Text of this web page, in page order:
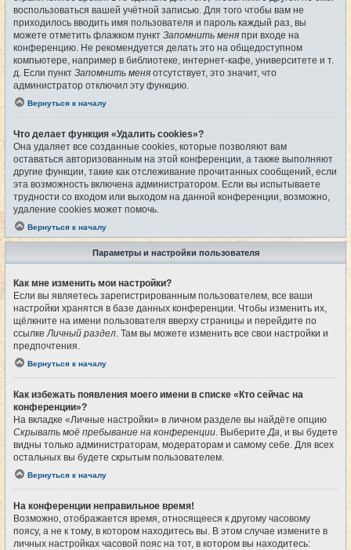
воспользоваться вашей учётной записью. Для того чтобы вам не
приходилось вводить имя пользователя и пароль каждый раз, вы
можете отметить флажком пункт Запомнить меня при входе на
конференцию. Не рекомендуется делать это на общедоступном
компьютере, например в библиотеке, интернет-кафе, университете и т.
д. Если пункт Запомнить меня отсутствует, это значит, что
администратор отключил эту функцию.
Вернуться к началу
Что делает функция «Удалить cookies»?
Она удаляет все созданные cookies, которые позволяют вам
оставаться авторизованным на этой конференции, а также выполняют
другие функции, такие как отслеживание прочитанных сообщений, если
эта возможность включена администратором. Если вы испытываете
трудности со входом или выходом на данной конференции, возможно,
удаление cookies может помочь.
Вернуться к началу
Параметры и настройки пользователя
Как мне изменить мои настройки?
Если вы являетесь зарегистрированным пользователем, все ваши
настройки хранятся в базе данных конференции. Чтобы изменить их,
щёлкните на имени пользователя вверху страницы и перейдите по
ссылкеЛичный раздел. Там вы можете изменить все свои настройки и
предпочтения.
Вернуться к началу
Как избежать появления моего имени в списке «Кто сейчас на
конференции»?
На вкладке «Личные настройки» в личном разделе вы найдёте опцию
Скрывать моё пребывание на конференции. ВыберитеДа, и вы будете
видны только администраторам, модераторам и самому себе. Для всех
остальных вы будете скрытым пользователем.
Вернуться к началу
На конференции неправильное время!
Возможно, отображается время, относящееся к другому часовому
поясу, а не к тому, в котором находитесь вы. В этом случае измените в
личных настройках часовой пояс на тот, в котором вы находитесь: